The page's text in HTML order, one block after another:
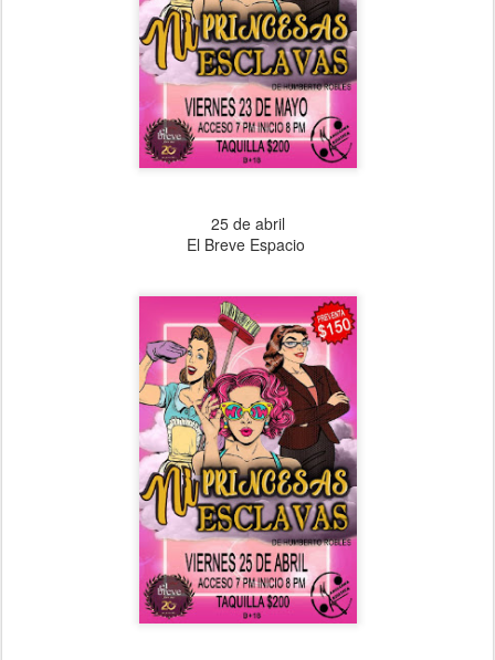
25 de abril
El Breve Espacio